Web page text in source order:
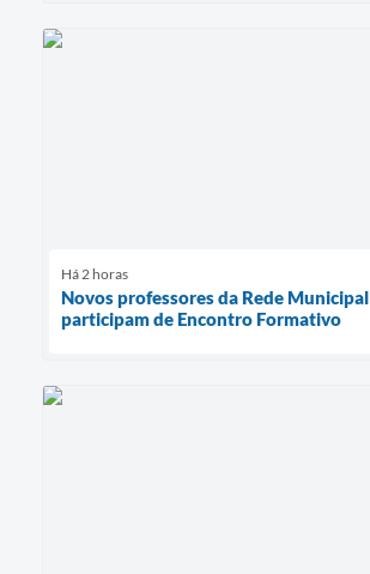
Há 2 horas
Novos professores da Rede
participam de Encontro Formativo